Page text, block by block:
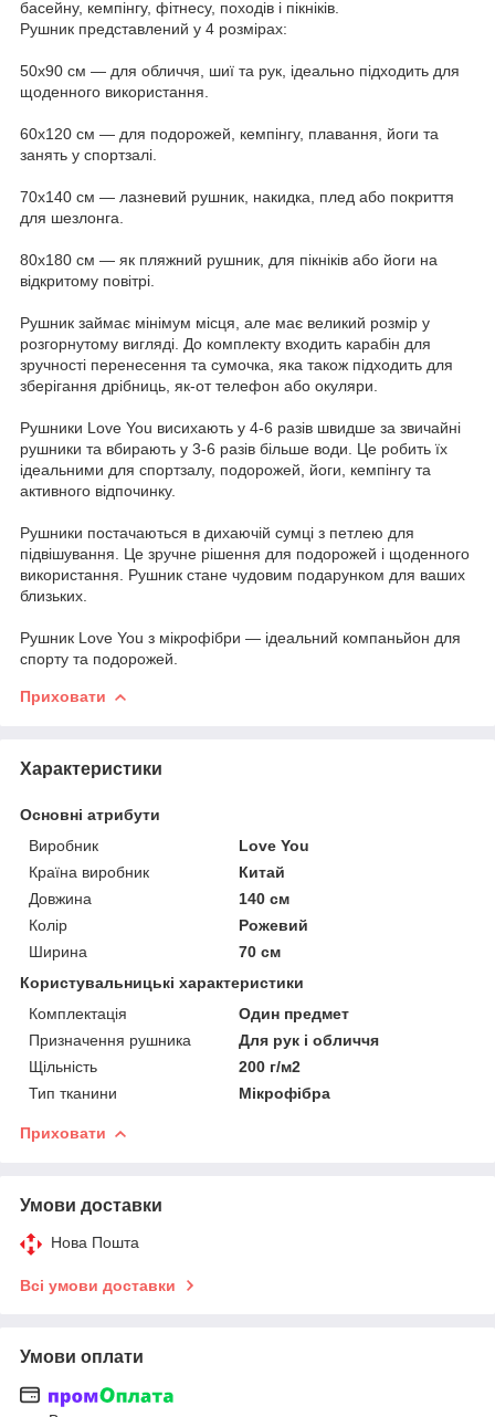
басейну, кемпінгу, фітнесу, походів і пікніків.
Рушник представлений у 4 розмірах:
50x90 см — для обличчя, шиї та рук, ідеально підходить для
щоденного використання.
60x120 см — для подорожей, кемпінгу, плавання, йоги та
занять у спортзалі.
70x140 см — лазневий рушник, накидка, плед або покриття
для шезлонга.
80x180 см — як пляжний рушник, для пікніків або йоги на
відкритому повітрі.
Рушник займає мінімум місця, але має великий розмір у
розгорнутому вигляді. До комплекту входить карабін для
зручності перенесення та сумочка, яка також підходить для
зберігання дрібниць, як-от телефон або окуляри.
Рушники Love You висихають у 4-6 разів швидше за звичайні
рушники та вбирають у 3-6 разів більше води. Це робить їх
ідеальними для спортзалу, подорожей, йоги, кемпінгу та
активного відпочинку.
Рушники постачаються в дихаючій сумці з петлею для
підвішування. Це зручне рішення для подорожей і щоденного
використання. Рушник стане чудовим подарунком для ваших
близьких.
Рушник Love You з мікрофібри — ідеальний компаньйон для
спорту та подорожей.
Приховати
Характеристики
Основні атрибути
Виробник
Love You
Країна виробник
Китай
Довжина
140 см
Колір
Рожевий
Ширина
70 см
Користувальницькі характеристики
Комплектація
Один предмет
Призначення рушника
Для рук і обличчя
Щільність
200 г/м2
Тип тканини
Мікрофібра
Приховати
Умови доставки
Нова Пошта
Всі умови доставки
Умови оплати